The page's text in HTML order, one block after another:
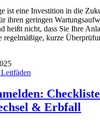
ist eine Investition in die
ihren geringen
heißt nicht, dass Sie Ihre
regelmäßige, kurze
& Erbfall